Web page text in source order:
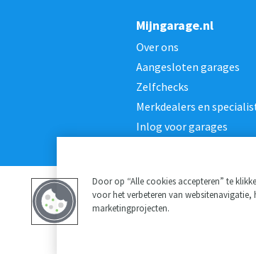
Mijngarage.nl
Over ons
Aangesloten garages
Zelfchecks
Merkdealers en
Inlog voor garages
Door op “Alle cookies accepteren” te
voor het verbeteren van
marketingprojecten.